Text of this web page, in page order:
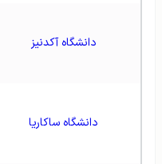
دانشگاه آکدنیز
دانشگاه ساکاریا